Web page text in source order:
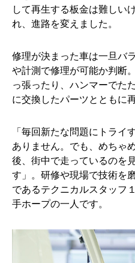
して再生する板金は難しい
れ、進路を変えました。
修理が決まった車は一旦バ
や計測で修理が可能か判断
っ張ったり、ハンマーでた
に交換したパーツとともに
「毎回新たな問題にトライ
ありません。でも、めちゃ
後、街中で走っているのを
す」。研修や現場で技術を
であるテクニカルスタッフ
手ホープの一人です。